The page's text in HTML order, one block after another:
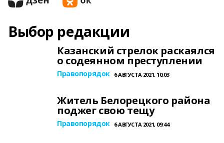
Выбор редакции
Казанский стрелок раскаялся
о содеянном преступлении
Правопорядок 6 АВГУСТА 2021, 10:03
Житель Белорецкого района
поджег свою тещу
Правопорядок 6 АВГУСТА 2021, 09:44